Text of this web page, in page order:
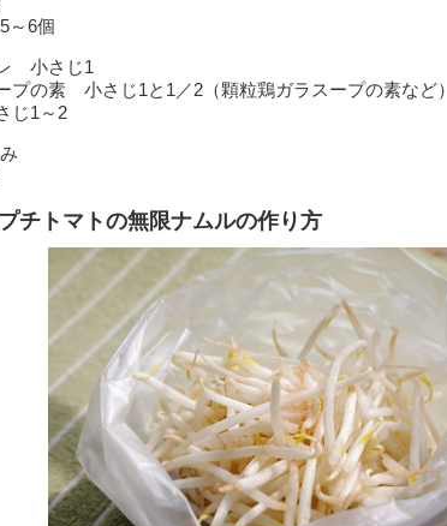
～6個
小さじ1
プの素 小さじ1と1／2（顆粒鶏ガラスープの素など）
じ1～2
チトマトの無限ナムルの作り方